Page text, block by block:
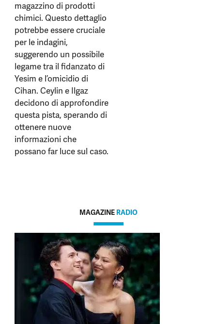
magazzino di prodotti
chimici. Questo dettaglio
potrebbe essere cruciale
per le indagini,
suggerendo un possibile
legame tra il fidanzato di
Yesim e l’omicidio di
Cihan. Ceylin e Ilgaz
decidono di approfondire
questa pista, sperando di
ottenere nuove
informazioni che
possano far luce sul caso.
MAGAZINE RADIO